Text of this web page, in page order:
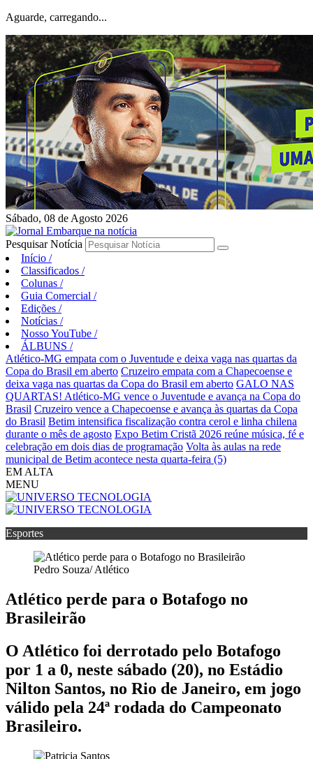
Aguarde, carregando...
Sábado, 08 de Agosto 2026
Pesquisar Notícia
Início /
Classificados /
Colunas /
Guia Comercial /
Edições /
Notícias /
Nosso YouTube /
ÁLBUNS /
Atlético-MG empata com o Juventude e deixa vaga nas quartas da
Copa do Brasil em aberto Cruzeiro empata com a Chapecoense e
deixa vaga nas quartas da Copa do Brasil em aberto GALO NAS
QUARTAS! Atlético-MG vence o Juventude e avança na Copa do
Brasil Cruzeiro vence a Chapecoense e avança às quartas da Copa
do Brasil Betim intensifica fiscalização contra cerol e linha chilena
durante o mês de agosto Expo Betim Cristã 2026 reúne música, fé e
celebração em dois dias de programação Volta às aulas na rede
municipal de Betim acontece nesta quarta-feira (5)
EM ALTA
MENU
Esportes
Pedro Souza/ Atlético
Atlético perde para o Botafogo no
Brasileirão
O Atlético foi derrotado pelo Botafogo
por 1 a 0, neste sábado (20), no Estádio
Nilton Santos, no Rio de Janeiro, em jogo
válido pela 24ª rodada do Campeonato
Brasileiro.